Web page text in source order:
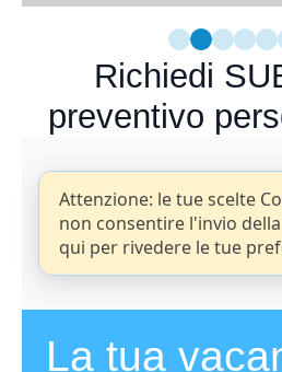
Richiedi
preventivo
Attenzione: le tue scelte
non consentire l'invio
qui per rivedere le tue
La tua